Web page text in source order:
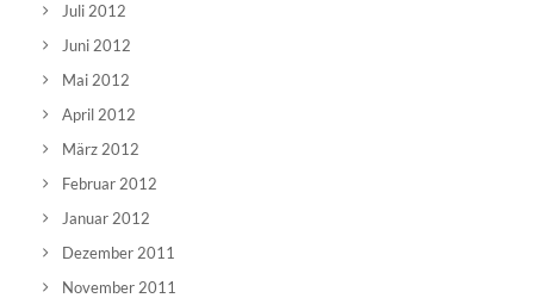
Juli 2012
Juni 2012
Mai 2012
April 2012
März 2012
Februar 2012
Januar 2012
Dezember 2011
November 2011